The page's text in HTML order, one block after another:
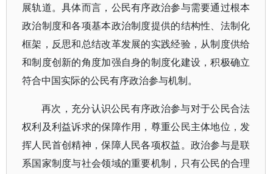
展轨道。具体而言，公民有序政治参与需要通过根本
政治制度和各项基本政治制度提供的结构性、法制化
框架，反思和总结改革发展的实践经验，从制度供给
和制度创新的角度加强自身的制度化建设，积极确立
符合中国实际的公民有序政治参与机制。
再次，充分认识公民有序政治参与对于公民合法
权利及利益诉求的保障作用，尊重公民主体地位，发
挥人民首创精神，保障人民各项权益。政治参与是联
系国家制度与社会领域的重要机制，只有公民的合理